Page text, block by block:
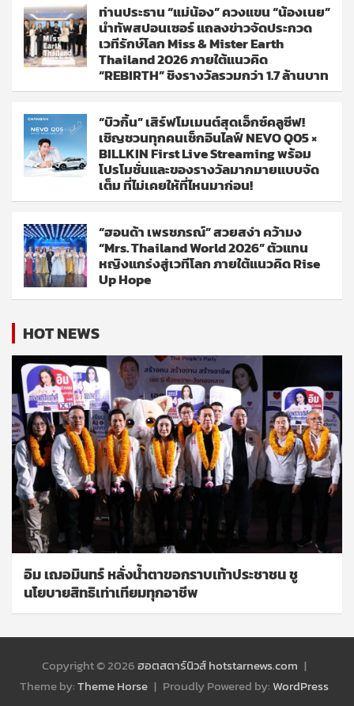
ท่านประธาน “แม่น้อง” ควงแขน “น้องเนย”
นำทัพสปอนเซอร์ แถลงข่าวจัดประกวด
เวทีรักษ์โลก Miss & Mister Earth
Thailand 2026 ภายใต้แนวคิด
“REBIRTH” ชิงรางวัลรวมกว่า 1.7 ล้านบาท
“บิวกิ้น” เสิร์ฟโมเมนต์สุดเอ็กซ์คลูซีฟ!
เชิญชวนทุกคนเช็กอินไลฟ์ NEVO Q05 ×
BILLKIN First Live Streaming พร้อม
โปรโมชั่นและของรางวัลมากมายแบบจัด
เต็ม ที่ไม่เคยให้ที่ไหนมาก่อน!
“ฮอนด้า เพรชภรณ์” สวยสง่า คว้ามง
“Mrs. Thailand World 2026” ตัวแทน
หญิงแกร่งสู่เวทีโลก ภายใต้แนวคิด Rise
Up Hope
HOT NEWS
อิม เฌอมินทร์ หลั่งน้ำตาขอกราบเท้าประชาชน ชู
นโยบายสิทธิเท่าเทียมทุกอาชีพ
Copyright © 2026ฮอตสตาร์นิวส์ hotstarnews.com
Theme by:Theme Horse Proudly Powered by:WordPress